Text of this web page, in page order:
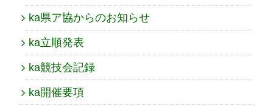
ka県ア協からのお知らせ
ka立順発表
ka競技会記録
ka開催要項